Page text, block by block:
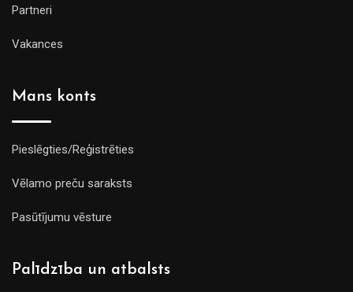
Partneri
Vakances
Mans konts
Pieslēgties/Reģistrēties
Vēlamo preču saraksts
Pasūtījumu vēsture
Palīdzība un atbalsts